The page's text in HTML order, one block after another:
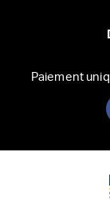
Paiement